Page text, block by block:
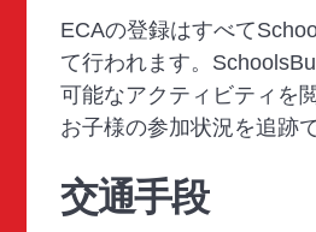
ECAの登録はすべて
て行われます。
可能なアクティビティを
お子様の参加状況を追跡
交通手段